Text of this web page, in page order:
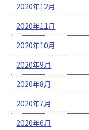
2020年12月
2020年11月
2020年10月
2020年9月
2020年8月
2020年7月
2020年6月